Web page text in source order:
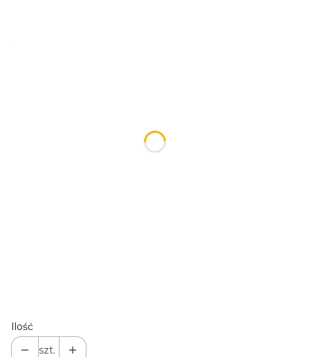
Ilość
szt.